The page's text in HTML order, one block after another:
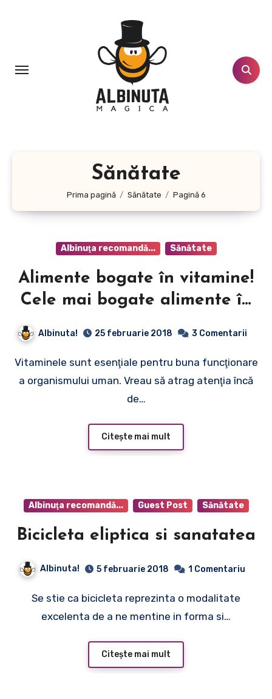
Sănătate
Prima pagină Sănătate Pagină 6
Albinuţa recomandă... Sănătate
Alimente bogate în vitamine!
Cele mai bogate alimente în
vitamina A şi complexul de
organism
Albinuta! 25 februarie 2018 3 Comentarii
Vitaminele sunt esenţiale pentru buna funcţionare
a organismului uman. Vreau să atrag atenţia încă
de…
Citește mai mult
Albinuţa recomandă... Guest Post Sănătate
Bicicleta eliptica si sanatatea
Albinuta! 5 februarie 2018 1 Comentariu
Se stie ca bicicleta reprezinta o modalitate
excelenta de a ne mentine in forma si…
Citește mai mult